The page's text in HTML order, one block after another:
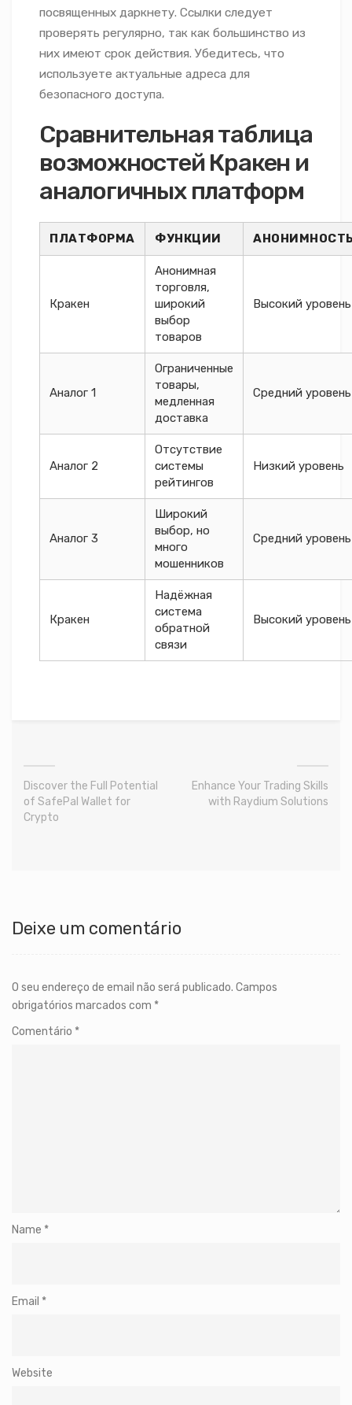
посвященных даркнету. Ссылки следует
проверять регулярно, так как большинство из
них имеют срок действия. Убедитесь, что
используете актуальные адреса для
безопасного доступа.
Сравнительная таблица
возможностей Кракен и
аналогичных платформ
ПЛАТФОРМА ФУНКЦИИ
Кракен
Анонимная
торговля,
широкий
выбор
товаров
Высокий уровень
Аналог 1
Ограниченные
товары,
медленная
доставка
Средний уровень
Аналог 2
Отсутствие
системы
рейтингов
Низкий уровень
Аналог 3
Широкий
выбор, но
много
мошенников
Средний уровень
Кракен
Надёжная
система
обратной
связи
Высокий уровень
Discover the Full Potential
of SafePal Wallet for
Crypto
Enhance Your Trading Skills
with Raydium Solutions
Deixe um comentário
O seu endereço de email não será publicado. Campos
obrigatórios marcados com *
Comentário *
Name *
Email *
Website